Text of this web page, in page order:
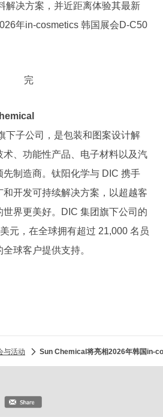
解决方案，并近距离体验其最新
年in-cosmetics 韩国展会D-C50
完
下子公司，是包装和图案设计解
术、功能性产品、电子材料以及汽
制造商。钛阳化学与 DIC 携手
开发可持续解决方案，以超越客
世界更美好。DIC 集团旗下公司的
元，在全球拥有超过 21,000 名员
球客户提供支持。
与活动 Sun Chemical将亮相2026年韩国in-